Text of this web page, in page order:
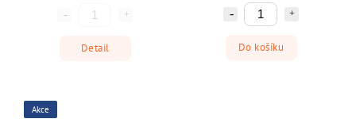
Detail Do košíku
Akce